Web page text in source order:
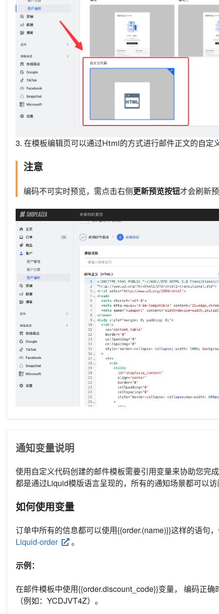
3. 在模板编辑页可以通过Html的方式进行邮件正文的自定
注意
编码不可实时预览，需点击右侧更新预览按钮才会刷新
通知变量说明
使用自定义代码创建的邮件模板需要引用变量来协助您完
都是通过Liquid模版语言呈现的，所有的通知场景都可以
如何使用变量
订单中所有的信息都可以使用{{order.(name)}}这样的语句
Liquid-order
。
示例：
在邮件模板中使用{{order.discount_code}}变量， 编码正
（例如：YCDJVT4Z）。